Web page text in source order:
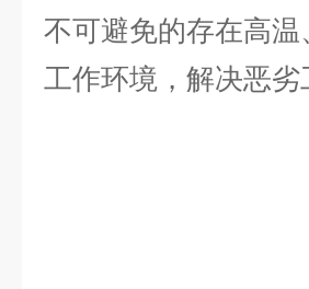
不可避免的存在高
工作环境，解决恶